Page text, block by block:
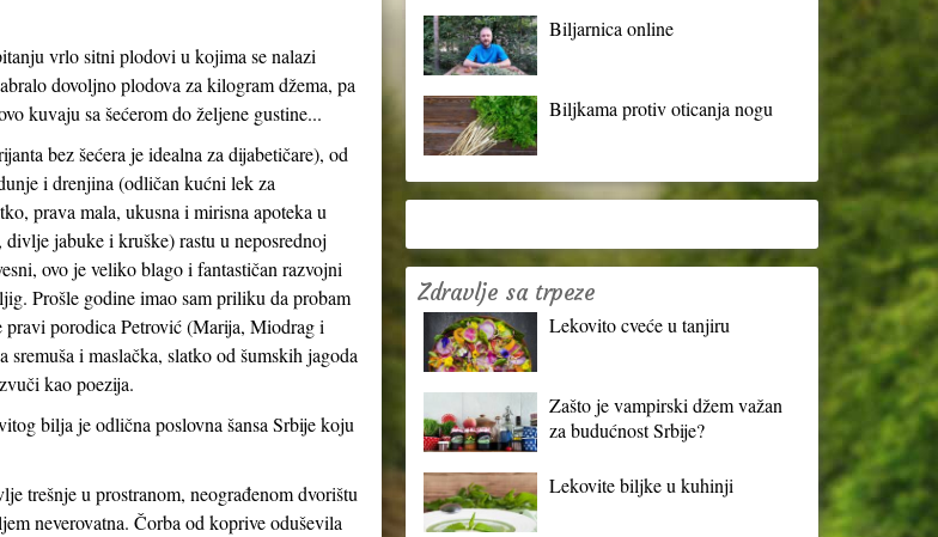
vrlo sitni plodovi u kojima se nalazi
dovoljno plodova za kilogram džema, pa
kuvaju sa šećerom do željene gustine...
bez šećera je idealna za dijabetičare), od
i drenjina (odličan kućni lek za
prava mala, ukusna i mirisna apoteka u
jabuke i kruške) rastu u neposrednoj
ovo je veliko blago i fantastičan razvojni
Prošle godine imao sam priliku da probam
porodica Petrović (Marija, Miodrag i
i maslačka, slatko od šumskih jagoda
kao poezija.
bilja je odlična poslovna šansa Srbije koju
trešnje u prostranom, neograđenom dvorištu
neverovatna. Čorba od koprive oduševila
Biljarnica online
Biljkama protiv oticanja nogu
Zdravlje sa trpeze
Lekovito cveće u tanjiru
Zašto je vampirski džem važan
za budućnost Srbije?
Lekovite biljke u kuhinji